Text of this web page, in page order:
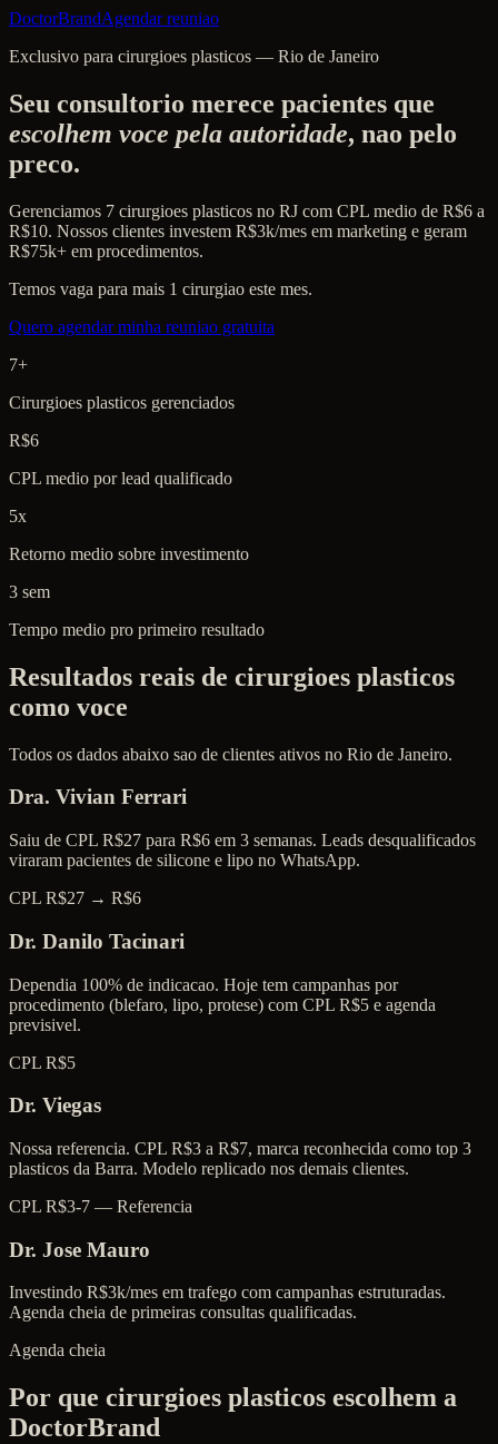
DoctorBrandAgendar reuniao
Exclusivo para cirurgioes plasticos — Rio de Janeiro
Seu consultorio merece pacientes que
escolhem voce pela autoridade, nao pelo
preco.
Gerenciamos 7 cirurgioes plasticos no RJ com CPL medio de R$6 a
R$10. Nossos clientes investem R$3k/mes em marketing e geram
R$75k+ em procedimentos.
Temos vaga para mais 1 cirurgiao este mes.
Quero agendar minha reuniao gratuita
7+
Cirurgioes plasticos gerenciados
R$6
CPL medio por lead qualificado
5x
Retorno medio sobre investimento
3 sem
Tempo medio pro primeiro resultado
Resultados reais de cirurgioes plasticos
como voce
Todos os dados abaixo sao de clientes ativos no Rio de Janeiro.
Dra. Vivian Ferrari
Saiu de CPL R$27 para R$6 em 3 semanas. Leads desqualificados
viraram pacientes de silicone e lipo no WhatsApp.
CPL R$27 → R$6
Dr. Danilo Tacinari
Dependia 100% de indicacao. Hoje tem campanhas por
procedimento (blefaro, lipo, protese) com CPL R$5 e agenda
previsivel.
CPL R$5
Dr. Viegas
Nossa referencia. CPL R$3 a R$7, marca reconhecida como top 3
plasticos da Barra. Modelo replicado nos demais clientes.
CPL R$3-7 — Referencia
Dr. Jose Mauro
Investindo R$3k/mes em trafego com campanhas estruturadas.
Agenda cheia de primeiras consultas qualificadas.
Agenda cheia
Por que cirurgioes plasticos escolhem a
DoctorBrand